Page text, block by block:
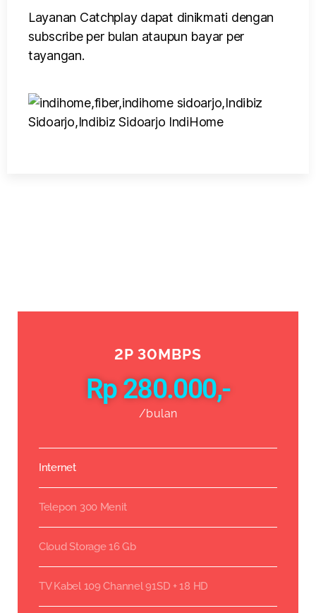
Layanan Catchplay dapat dinikmati dengan
subscribe per bulan ataupun bayar per
tayangan.
2P 30MBPS
Rp 280.000,-
/bulan
Internet
Telepon 300 Menit
Cloud Storage 16 Gb
TV Kabel 109 Channel 91SD + 18 HD